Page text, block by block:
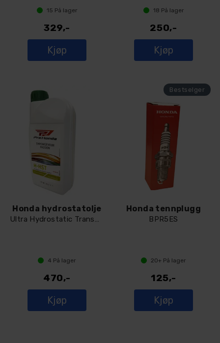
15 På lager
329,-
Kjøp
18 På lager
250,-
Kjøp
Honda hydrostatolje
Ultra Hydrostatic Transmission 1 liter
4 På lager
470,-
Kjøp
Honda tennplugg
BPR5ES
20+ På lager
125,-
Kjøp